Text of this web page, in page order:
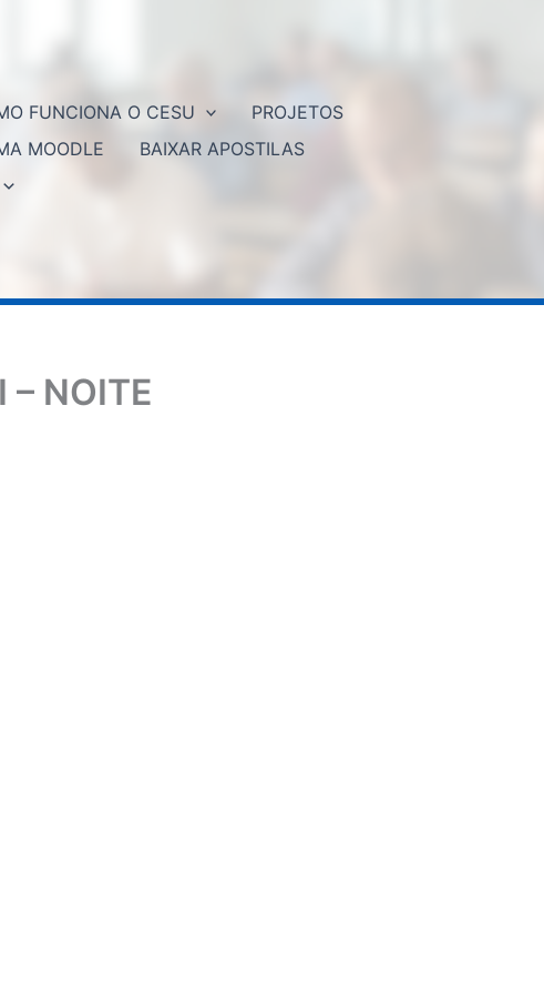
FUNCIONA O CESU
PROJETOS
MOODLE
BAIXAR APOSTILAS
– NOITE